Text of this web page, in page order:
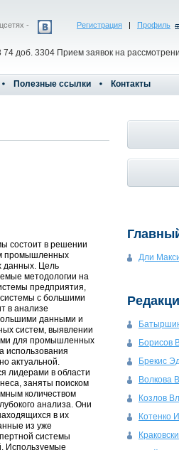
Регистрация | Профиль
74 доб. 3304 Прием заявок на
-
Полезные ссылки Контакты
состоит в решении
промышленных
данных. Цель
методологии на
предприятия,
с большими
в анализе
данными и
систем, выявлении
для промышленных
использования
актуальной.
лидерами в области
заняты поиском
количеством
анализа. Они
в их
из уже
системы
Используемые
Дли
Борисов
Брекис
Волкова
Козлов
Котенко